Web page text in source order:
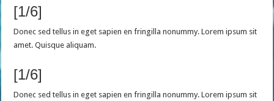
[1/6]
Donec sed tellus in eget sapien en fringilla nonummy. Lorem ipsum sit
amet. Quisque aliquam.
[1/6]
Donec sed tellus in eget sapien en fringilla nonummy. Lorem ipsum sit